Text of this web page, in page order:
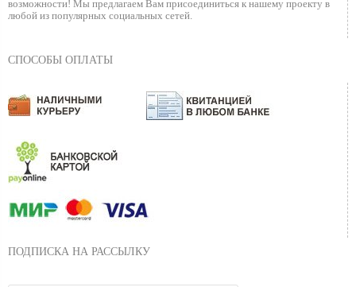
возможности! Мы предлагаем Вам присоединиться к нашему проекту в
любой из популярных социальных сетей.
СПОСОБЫ ОПЛАТЫ
ПОДПИСКА НА РАССЫЛКУ